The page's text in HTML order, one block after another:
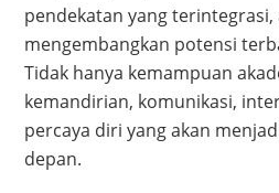
pendekatan yang terintegrasi,
mengembangkan potensi
Tidak hanya kemampuan
kemandirian, komunikasi,
percaya diri yang akan
depan.